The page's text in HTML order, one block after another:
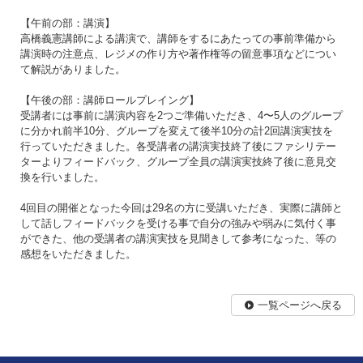
【午前の部：講演】
高橋義憲講師による講演で、講師をするにあたっての事前準備から
講演時の注意点、レジメの作り方や著作権等の留意事項などについ
て解説がありました。
【午後の部：講師ロールプレイング】
受講者には事前に講演内容を2つご準備いただき、4〜5人のグループ
に分かれ前半10分、グループを変えて後半10分の計2回講演実技を
行っていただきました。各受講者の講演実技終了後にファシリテー
ターよりフィードバック、グループ全員の講演実技終了後に意見交
換を行いました。
4回目の開催となった今回は29名の方に受講いただき、実際に講師と
して話しフィードバックを受ける事で自分の強みや弱みに気付く事
ができた、他の受講者の講演実技を見聞きして参考になった、等の
感想をいただきました。
一覧ページへ戻る